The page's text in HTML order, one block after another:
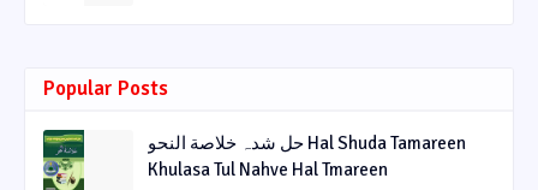
Popular Posts
حل شدہ خلاصة النحو Hal Shuda Tamareen
Khulasa Tul Nahve Hal Tmareen